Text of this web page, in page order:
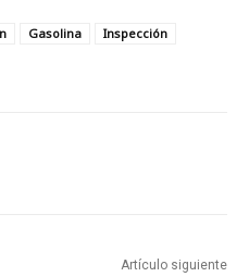
Gasolina
Inspección
Artículo siguiente